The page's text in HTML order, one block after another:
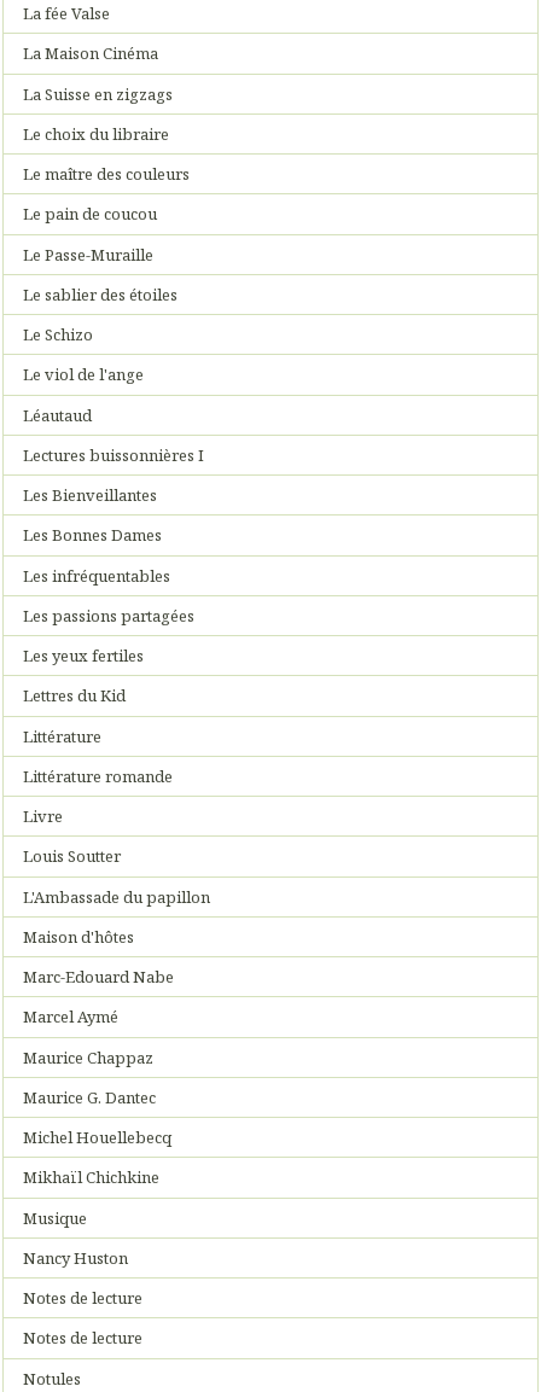
La fée Valse
La Maison Cinéma
La Suisse en zigzags
Le choix du libraire
Le maître des couleurs
Le pain de coucou
Le Passe-Muraille
Le sablier des étoiles
Le Schizo
Le viol de l'ange
Léautaud
Lectures buissonnières I
Les Bienveillantes
Les Bonnes Dames
Les infréquentables
Les passions partagées
Les yeux fertiles
Lettres du Kid
Littérature
Littérature romande
Livre
Louis Soutter
L'Ambassade du papillon
Maison d'hôtes
Marc-Edouard Nabe
Marcel Aymé
Maurice Chappaz
Maurice G. Dantec
Michel Houellebecq
Mikhaïl Chichkine
Musique
Nancy Huston
Notes de lecture
Notes de lecture
Notules